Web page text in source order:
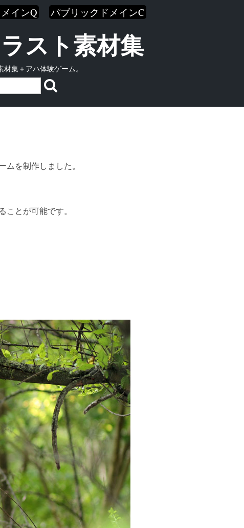
インQ パブリックドメインC
スト素材集
集＋アハ体験ゲーム。
を制作しました。
とが可能です。